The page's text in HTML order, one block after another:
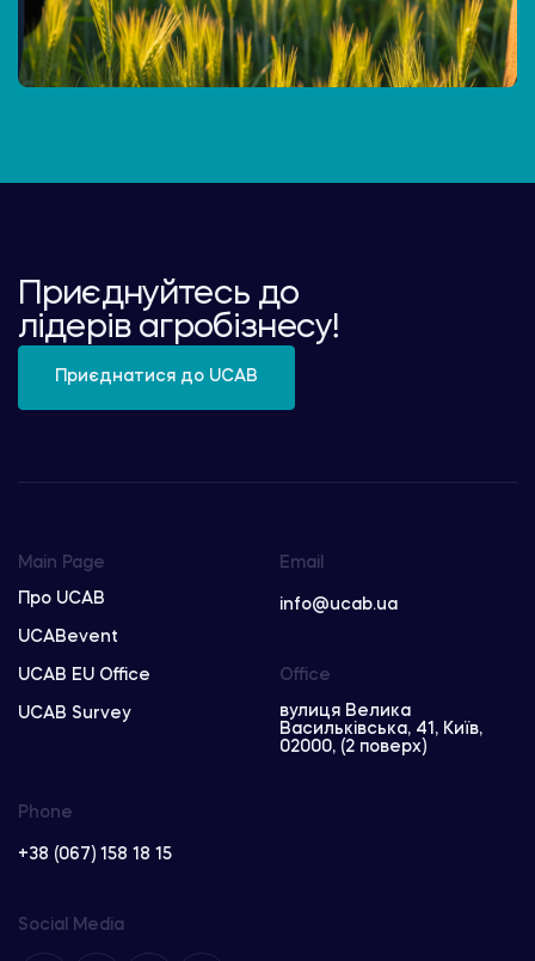
Приєднуйтесь до
лідерів агробізнесу!
Приєднатися до UCAB
Main Page
Про UCAB
UCABevent
UCAB EU Office
UCAB Survey
Email
info@ucab.ua
Phone
+38 (067) 158 18 15
Office
вулиця Велика
Васильківська, 41, Київ,
02000, (2 поверх)
Social Media